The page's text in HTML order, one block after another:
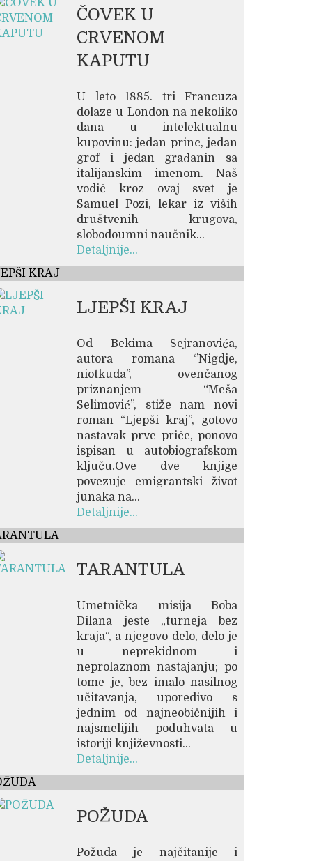
ČOVEK U
CRVENOM
KAPUTU
U leto 1885. tri Francuza
dolaze u London na nekoliko
dana u intelektualnu
kupovinu: jedan princ, jedan
grof i jedan građanin sa
italijanskim imenom. Naš
vodič kroz ovaj svet je
Samuel Pozi, lekar iz viših
društvenih krugova,
slobodoumni naučnik...
Detaljnije...
KRAJ
LJEPŠI KRAJ
Od Bekima Sejranovića,
autora romana ‘’Nigdje,
niotkuda’’, ovenčanog
priznanjem “Meša
Selimović”, stiže nam novi
roman “Ljepši kraj”, gotovo
nastavak prve priče, ponovo
ispisan u autobiografskom
ključu.Ove dve knjige
povezuje emigrantski život
junaka na...
Detaljnije...
TARANTULA
Umetnička misija Boba
Dilana jeste „turneja bez
kraja“, a njegovo delo, delo je
u neprekidnom i
neprolaznom nastajanju; po
tome je, bez imalo nasilnog
učitavanja, uporedivo s
jednim od najneobičnijih i
najsmelijih poduhvata u
istoriji književnosti...
Detaljnije...
POŽUDA
Požuda je najčitanije i